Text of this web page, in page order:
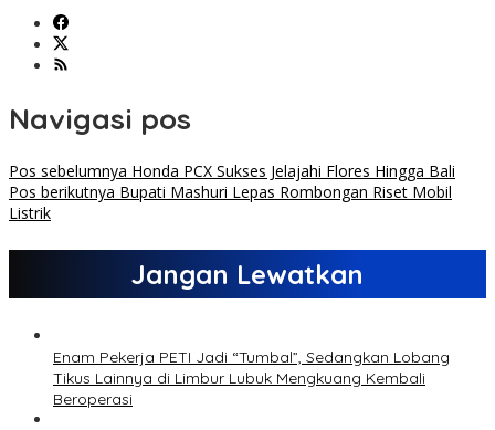
Navigasi pos
Pos sebelumnya Honda PCX Sukses Jelajahi Flores Hingga Bali
Pos berikutnya Bupati Mashuri Lepas Rombongan Riset Mobil
Listrik
Jangan Lewatkan
Enam Pekerja PETI Jadi “Tumbal”, Sedangkan Lobang
Tikus Lainnya di Limbur Lubuk Mengkuang Kembali
Beroperasi